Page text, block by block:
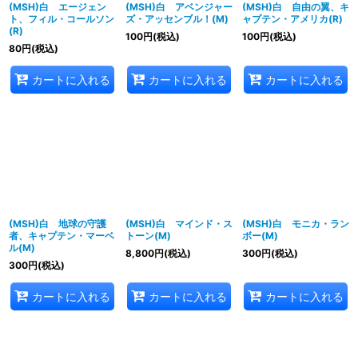
(MSH)白 エージェン
ト、フィル・コールソン
(R)
80円(税込)
カートに入れる
(MSH)白 アベンジャー
ズ・アッセンブル！(M)
100円(税込)
カートに入れる
(MSH)白 自由の翼、キ
ャプテン・アメリカ(R)
100円(税込)
カートに入れる
(MSH)白 地球の守護
者、キャプテン・マーベ
ル(M)
300円(税込)
カートに入れる
(MSH)白 マインド・ス
トーン(M)
8,800円(税込)
カートに入れる
(MSH)白 モニカ・ラン
ボー(M)
300円(税込)
カートに入れる